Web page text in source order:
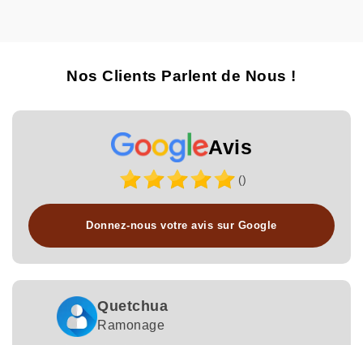
Nos Clients Parlent de Nous !
Avis
()
Donnez-nous votre avis sur Google
Quetchua
Ramonage